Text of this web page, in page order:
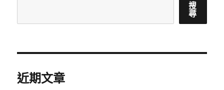
搜
尋
近期文章